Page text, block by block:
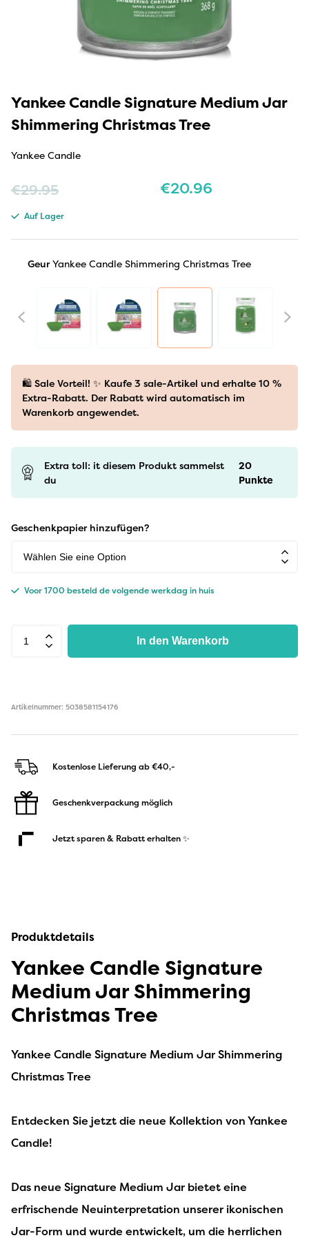
Yankee Candle Signature Medium Jar
Shimmering Christmas Tree
Yankee Candle
€29.95 €20.96
Auf Lager
GeurYankee Candle Shimmering Christmas Tree
🛍️ Sale Vorteil! ✨ Kaufe 3 sale-Artikel und erhalte 10 %
Extra-Rabatt. Der Rabatt wird automatisch im
Warenkorb angewendet.
Extra toll: it diesem Produkt sammelst
du
20
Punkte
Geschenkpapier hinzufügen?
Voor 1700 besteld de volgende werkdag in huis
In den Warenkorb
Artikelnummer: 5038581154176
Kostenlose Lieferung ab €40,-
Geschenkverpackung möglich
Jetzt sparen & Rabatt erhalten ✨
Produktdetails
Yankee Candle Signature
Medium Jar Shimmering
Christmas Tree
Yankee Candle Signature Medium Jar Shimmering
Christmas Tree
Entdecken Sie jetzt die neue Kollektion von Yankee
Candle!
Das neue Signature Medium Jar bietet eine
erfrischende Neuinterpretation unserer ikonischen
Jar-Form und wurde entwickelt, um die herrlichen